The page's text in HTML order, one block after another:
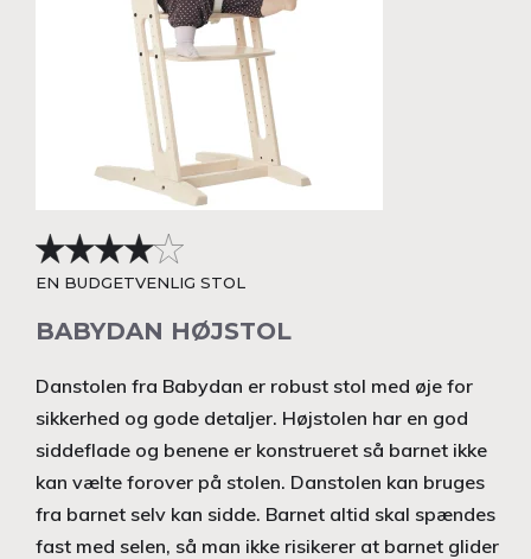
EN BUDGETVENLIG STOL
BABYDAN HØJSTOL
Danstolen fra Babydan er robust stol med øje for
sikkerhed og gode detaljer. Højstolen har en god
siddeflade og benene er konstrueret så barnet ikke
kan vælte forover på stolen. Danstolen kan bruges
fra barnet selv kan sidde. Barnet altid skal spændes
fast med selen, så man ikke risikerer at barnet glider